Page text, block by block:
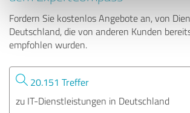
Fordern Sie kostenlos Angebote an, von
Deutschland, die von anderen Kunden
empfohlen wurden.
20.151 Treffer
zu IT-Dienstleistungen in Deutschland